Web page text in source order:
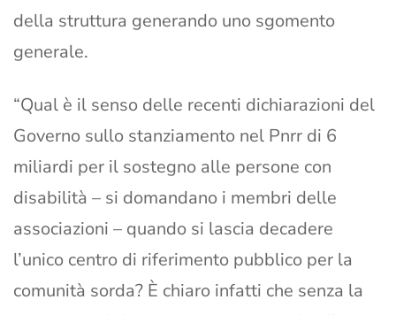
della struttura generando uno sgomento
generale.
“Qual è il senso delle recenti dichiarazioni del
Governo sullo stanziamento nel Pnrr di 6
miliardi per il sostegno alle persone con
disabilità – si domandano i membri delle
associazioni – quando si lascia decadere
l’unico centro di riferimento pubblico per la
comunità sorda? È chiaro infatti che senza la